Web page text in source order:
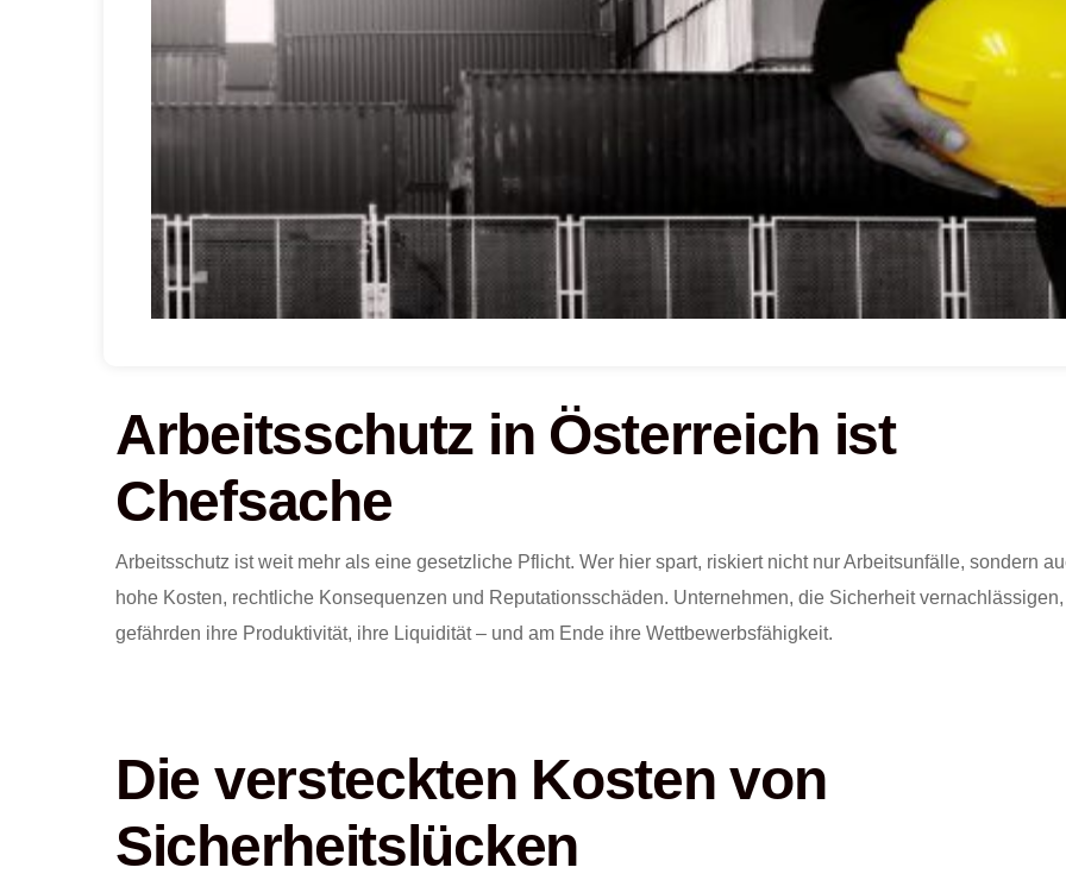
Arbeitsschutz in Österreich ist
Chefsache
Arbeitsschutz ist weit mehr als eine gesetzliche Pflicht. Wer hier spart, riskiert nicht nur Arbeitsunfälle, sondern
hohe Kosten, rechtliche Konsequenzen und Reputationsschäden. Unternehmen, die Sicherheit vernachlässigen,
gefährden ihre Produktivität, ihre Liquidität – und am Ende ihre Wettbewerbsfähigkeit.
Die versteckten Kosten von
Sicherheitslücken